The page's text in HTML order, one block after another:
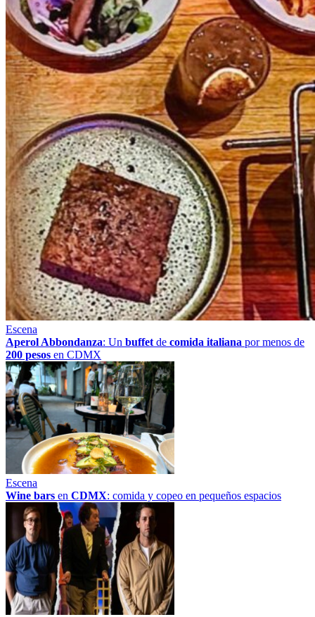
Escena
Aperol Abbondanza: Un buffet de comida italiana por menos de
200 pesos en CDMX
Escena
Wine bars en CDMX: comida y copeo en pequeños espacios